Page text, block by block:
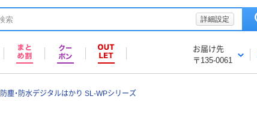
詳細設定
お届け先
〒135-0061
防塵・防水デジタルはかり SL-WPシリーズ